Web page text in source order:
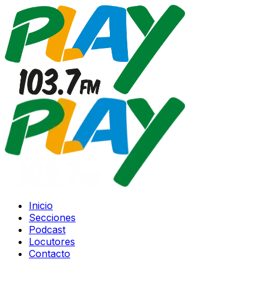
Inicio
Secciones
Podcast
Locutores
Contacto